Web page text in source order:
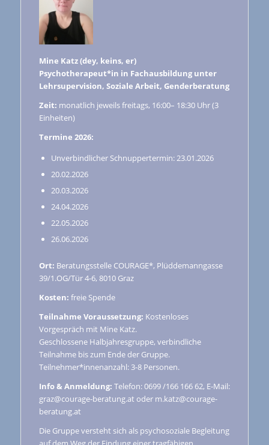
Mine Katz (dey, keins, er)
Psychotherapeut*in in Fachausbildung unter
Lehrsupervision, Soziale Arbeit, Genderberatung
Zeit: monatlich jeweils freitags, 16:00– 18:30 Uhr (3
Einheiten)
Termine 2026:
Unverbindlicher Schnuppertermin: 23.01.2026
20.02.2026
20.03.2026
24.04.2026
22.05.2026
26.06.2026
Ort: Beratungsstelle COURAGE*, Plüddemanngasse
39/1.OG/Tür 4-6, 8010 Graz
Kosten: freie Spende
Teilnahme Voraussetzung: Kostenloses
Vorgespräch mit Mine Katz.
Geschlossene Halbjahresgruppe, verbindliche
Teilnahme bis zum Ende der Gruppe.
Teilnehmer*innenanzahl: 3-8 Personen.
Info & Anmeldung: Telefon: 0699 /166 166 62, E-Mail:
graz@courage-beratung.at oder m.katz@courage-
beratung.at
Die Gruppe versteht sich als psychosoziale Begleitung